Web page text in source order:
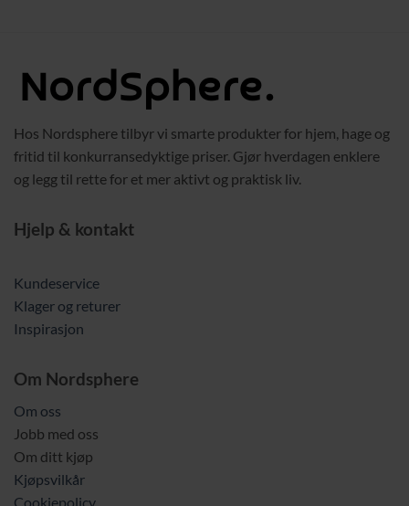
Hos Nordsphere tilbyr vi smarte produkter for hjem, hage og
fritid til konkurransedyktige priser. Gjør hverdagen enklere
og legg til rette for et mer aktivt og praktisk liv.
Hjelp & kontakt
Kundeservice
Klager og returer
Inspirasjon
Om Nordsphere
Om oss
Jobb med oss
Om ditt kjøp
Kjøpsvilkår
Cookiepolicy